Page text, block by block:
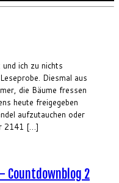
ich zu nichts
Diesmal aus
die Bäume fressen
heute freigegeben
aufzutauchen oder
2141 […]
Countdownblog 2